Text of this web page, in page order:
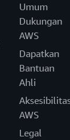
Umum
Dukungan
AWS
Dapatkan
Bantuan
Ahli
AWS
Legal